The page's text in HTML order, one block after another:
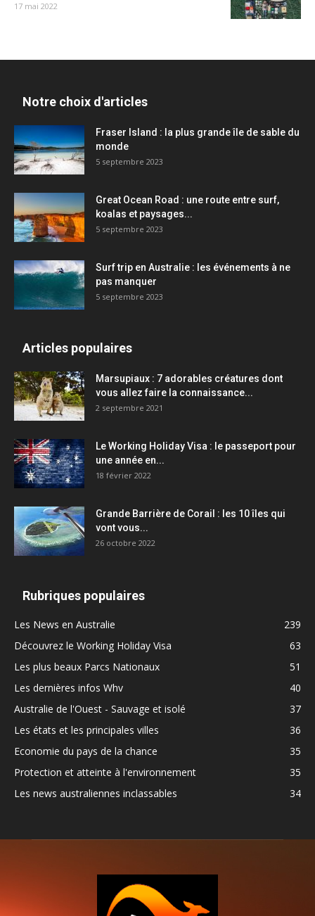
17 mai 2022
Notre choix d'articles
Fraser Island : la plus grande île de sable du
monde
5 septembre 2023
Great Ocean Road : une route entre surf,
koalas et paysages...
5 septembre 2023
Surf trip en Australie : les événements à ne
pas manquer
5 septembre 2023
Articles populaires
Marsupiaux : 7 adorables créatures dont
vous allez faire la connaissance...
2 septembre 2021
Le Working Holiday Visa : le passeport pour
une année en...
18 février 2022
Grande Barrière de Corail : les 10 îles qui
vont vous...
26 octobre 2022
Rubriques populaires
Les News en Australie
239
Découvrez le Working Holiday Visa
63
Les plus beaux Parcs Nationaux
51
Les dernières infos Whv
40
Australie de l'Ouest - Sauvage et isolé
37
Les états et les principales villes
36
Economie du pays de la chance
35
Protection et atteinte à l'environnement
35
Les news australiennes inclassables
34